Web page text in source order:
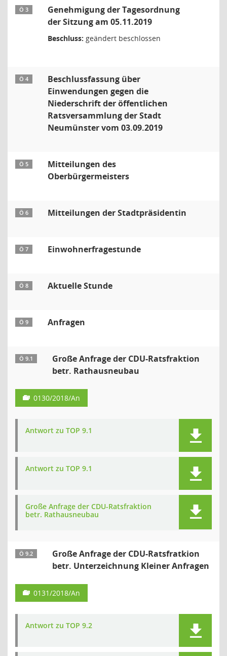
Ö 3
Genehmigung der Tagesordnung
der Sitzung am 05.11.2019
Beschluss: geändert beschlossen
Ö 4
Beschlussfassung über
Einwendungen gegen die
Niederschrift der öffentlichen
Ratsversammlung der Stadt
Neumünster vom 03.09.2019
Ö 5
Mitteilungen des
Oberbürgermeisters
Ö 6 Mitteilungen der Stadtpräsidentin
Ö 7 Einwohnerfragestunde
Ö 8 Aktuelle Stunde
Ö 9 Anfragen
Ö 9.1
Große Anfrage der CDU-Ratsfraktion
betr. Rathausneubau
0130/2018/An
Antwort zu TOP 9.1
Antwort zu TOP 9.1
Große Anfrage der CDU-Ratsfraktion
betr. Rathausneubau
Ö 9.2
Große Anfrage der CDU-Ratsfratkion
betr. Unterzeichnung Kleiner Anfragen
0131/2018/An
Antwort zu TOP 9.2